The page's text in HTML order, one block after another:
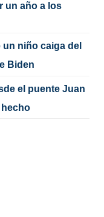
un año a los
niño caiga del
Biden
el puente Juan